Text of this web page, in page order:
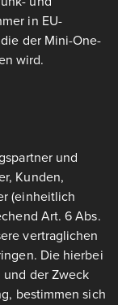
in EU-
der Mini-One-
wird.
und
Kunden,
(einheitlich
Art. 6 Abs.
vertraglichen
Die hierbei
der Zweck
bestimmen sich